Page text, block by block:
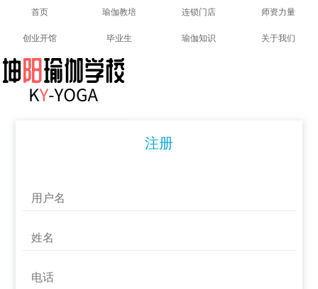
首页 瑜伽教培 连锁门店 师资力量
创业开馆 毕业生 瑜伽知识 关于我们
注册